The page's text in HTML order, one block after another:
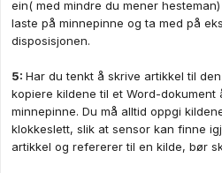
ein( med mindre du mener
laste på minnepinne og ta med på
disposisjonen.
5: Har du tenkt å skrive artikkel til
kopiere kildene til et Word-dokument
minnepinne. Du må alltid oppgi
klokkeslett, slik at sensor kan finne
artikkel og refererer til en kilde, bør